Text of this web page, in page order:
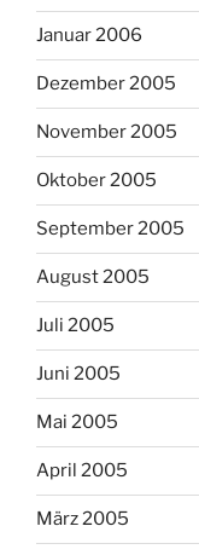
Januar 2006
Dezember 2005
November 2005
Oktober 2005
September 2005
August 2005
Juli 2005
Juni 2005
Mai 2005
April 2005
März 2005